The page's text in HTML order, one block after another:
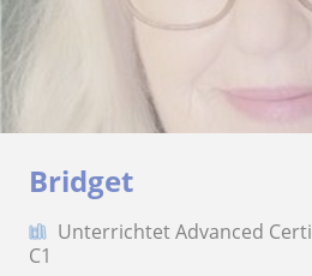
Bridget
Unterrichtet Advanced
C1